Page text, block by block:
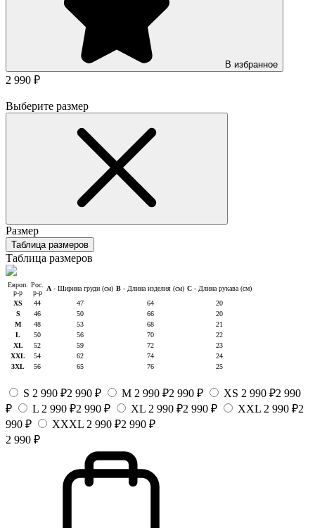
В избранное
2 990 ₽
Выберите размер
Размер
Таблица размеров
Таблица размеров
Европ.
р-р
Рос.
р-р
A - Ширина груди (см) B - Длина изделия (см) C - Длина рукава (см)
XS
44 47 64
20
S
46 50 66
20
M
48 53 68
21
L
50 56 70
22
XL
52 59 72
23
XXL
54 62 74
24
3XL
56 65 76 25
S 2 990 ₽2 990 ₽ M 2 990 ₽2 990 ₽ XS 2 990 ₽2 990
₽
L 2 990 ₽2 990 ₽ XL 2 990 ₽2 990 ₽ XXL 2 990 ₽2
990 ₽
XXXL 2 990 ₽2 990 ₽
2 990 ₽